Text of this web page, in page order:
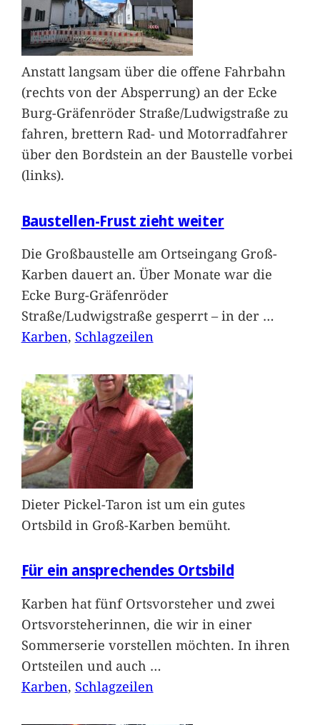
Anstatt langsam über die offene Fahrbahn
(rechts von der Absperrung) an der Ecke
Burg-Gräfenröder Straße/Ludwigstraße zu
fahren, brettern Rad- und Motorradfahrer
über den Bordstein an der Baustelle vorbei
(links).
Baustellen-Frust zieht weiter
Die Großbaustelle am Ortseingang Groß-
Karben dauert an. Über Monate war die
Ecke Burg-Gräfenröder
Straße/Ludwigstraße gesperrt – in der …
Karben, Schlagzeilen
Dieter Pickel-Taron ist um ein gutes
Ortsbild in Groß-Karben bemüht.
Für ein ansprechendes Ortsbild
Karben hat fünf Ortsvorsteher und zwei
Ortsvorsteherinnen, die wir in einer
Sommerserie vorstellen möchten. In ihren
Ortsteilen und auch …
Karben, Schlagzeilen